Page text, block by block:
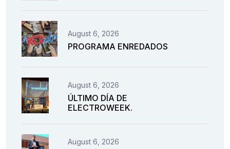
August 6, 2026
PROGRAMA ENREDADOS
August 6, 2026
ÚLTIMO DÍA DE
ELECTROWEEK.
August 6, 2026